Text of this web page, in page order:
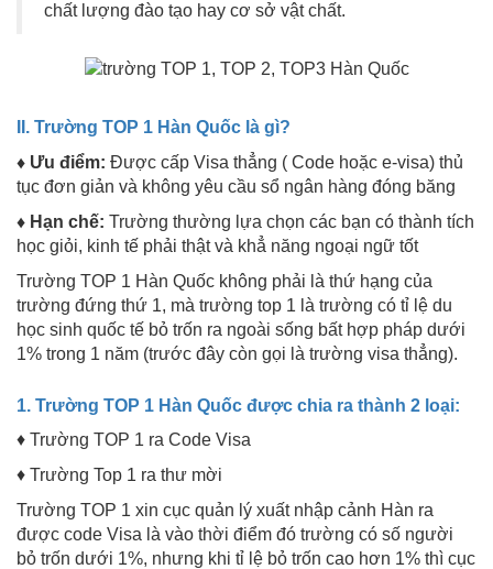
chất lượng đào tạo hay cơ sở vật chất.
II. Trường TOP 1 Hàn Quốc là gì?
♦ Ưu điểm: Được cấp Visa thẳng ( Code hoặc e-visa) thủ
tục đơn giản và không yêu cầu sổ ngân hàng đóng băng
♦ Hạn chế: Trường thường lựa chọn các bạn có thành tích
học giỏi, kinh tế phải thật và khẳ năng ngoại ngữ tốt
Trường TOP 1 Hàn Quốc không phải là thứ hạng của
trường đứng thứ 1, mà trường top 1 là trường có tỉ lệ du
học sinh quốc tế bỏ trốn ra ngoài sống bất hợp pháp dưới
1% trong 1 năm (trước đây còn gọi là trường visa thẳng).
1. Trường TOP 1 Hàn Quốc được chia ra thành 2 loại:
♦ Trường TOP 1 ra Code Visa
♦ Trường Top 1 ra thư mời
Trường TOP 1 xin cục quản lý xuất nhập cảnh Hàn ra
được code Visa là vào thời điểm đó trường có số người
bỏ trốn dưới 1%, nhưng khi tỉ lệ bỏ trốn cao hơn 1% thì cục